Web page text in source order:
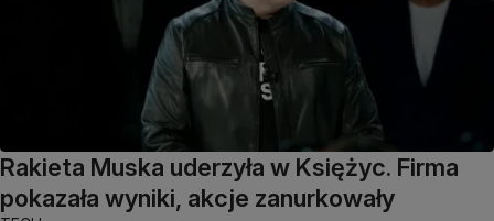
Rakieta Muska uderzyła w Księżyc. Firma
pokazała wyniki, akcje zanurkowały